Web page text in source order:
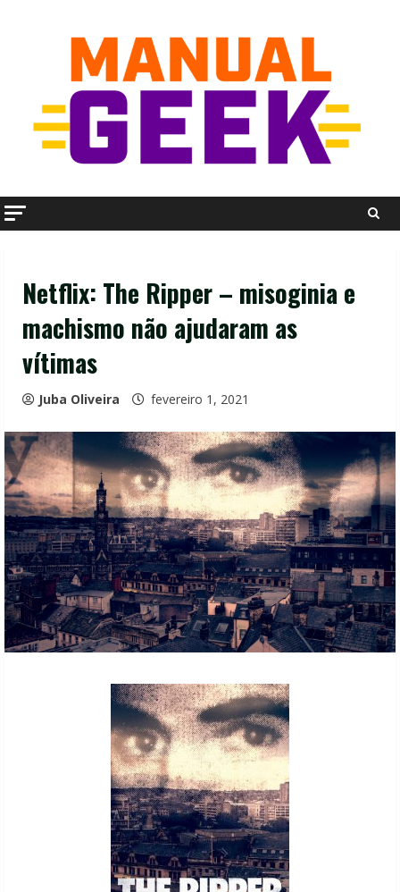
Netflix: The Ripper – misoginia e
machismo não ajudaram as
vítimas
Juba Oliveira fevereiro 1, 2021